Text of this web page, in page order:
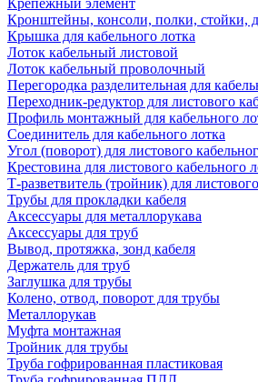
Крепежный элемент
Кронштейны, консоли, полки, стойки,
Крышка для кабельного лотка
Лоток кабельный листовой
Лоток кабельный проволочный
Перегородка разделительная для
Переходник-редуктор для листового
Профиль монтажный для кабельного
Соединитель для кабельного лотка
Угол (поворот) для листового
Крестовина для листового кабельного
Т-разветвитель (тройник) для
Трубы для прокладки кабеля
Аксессуары для металлорукава
Аксессуары для труб
Вывод, протяжка, зонд кабеля
Держатель для труб
Заглушка для трубы
Колено, отвод, поворот для трубы
Металлорукав
Муфта монтажная
Тройник для трубы
Труба гофрированная пластиковая